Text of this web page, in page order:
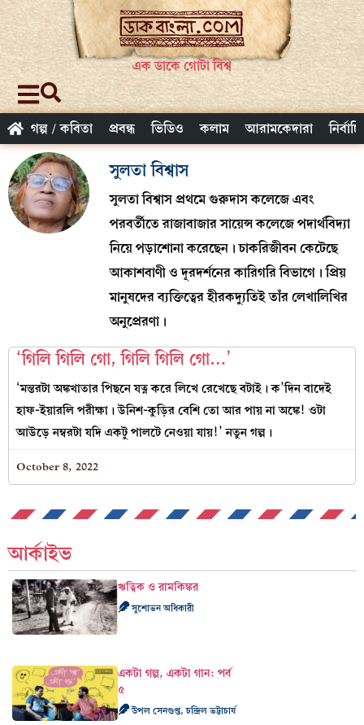
এক ডাকে গোটা বিশ্ব
গল্প / কবিতা প্রবন্ধ ভিডিও কলাম আরামকেদারা
সুলতা বিশ্বাস
সুলতা বিশ্বাস প্রথমে গুরুদাস কলেজে এবং
পরবর্তীতে রাজাবাজার সায়েন্স কলেজে পদার্থবিদ্যা
নিয়ে পড়াশোনা করেছেন। চাকরিজীবন কেটেছে
আকাশবাণী ও দূরদর্শনের কারিগরি বিভাগে। প্রিয়
মানুষদের ব্যক্তিত্বের হীরকদ্যুতিই তাঁর লেখালিখির
অনুপ্রেরণা।
‘গিলি গিলি গো, গিলি গিলি গো…’
‘মন্তরটা অঙ্কখাতার পিছনে যত্ন করে লিখে রেখেছে বটাই। ক’দিন বাদেই
হাফ-ইয়ারলি পরীক্ষা। উনিশ-কুড়ির বেশি তো আর পায় না অঙ্কে! ওটা
আউড়ে নম্বরটা যদি একটু পালটে নেওয়া যায়!’ নতুন গল্প।
October 8, 2022
আর্কাইভ
ঋত্বিক ও রামকিঙ্কর
সুশোভন অধিকারী
একটা গল্প, একটা গান: পর্ব
৫
উপল সেনগুপ্ত, চন্দ্রিল ভট্টাচার্য